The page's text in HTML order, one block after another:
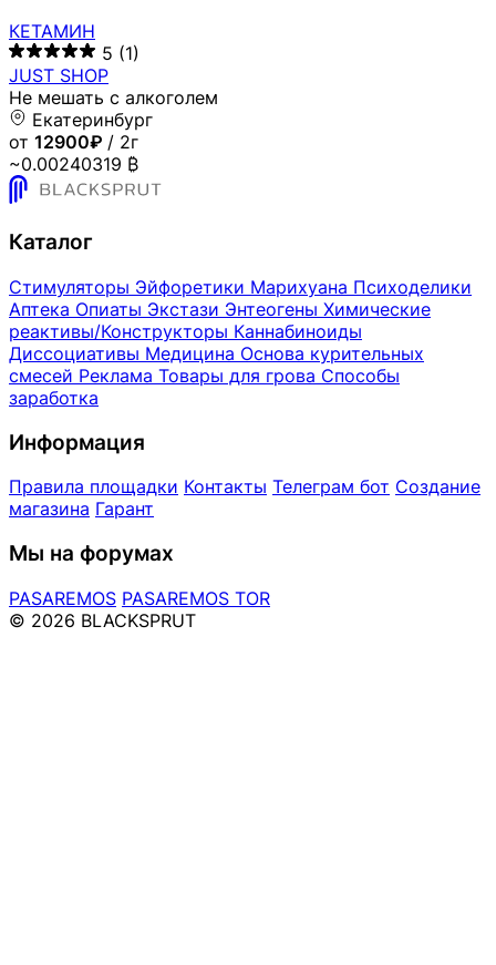
КЕТАМИН
5 (1)
JUST SHOP
Не мешать с алкоголем
Екатеринбург
от 12900₽ / 2г
~0.00240319 ₿
Каталог
Стимуляторы Эйфоретики Марихуана Психоделики
Аптека Опиаты Экстази Энтеогены Химические
реактивы/Конструкторы Каннабиноиды
Диссоциативы Медицина Основа курительных
смесей Реклама Товары для грова Способы
заработка
Информация
Правила площадки Контакты Телеграм бот Создание
магазина Гарант
Мы на форумах
PASAREMOS PASAREMOS TOR
© 2026 BLACKSPRUT